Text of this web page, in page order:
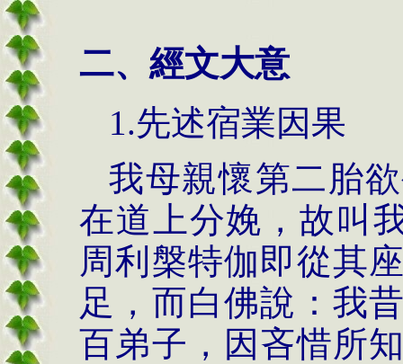
二、經文大意
1.先述宿業因果
我母親懷第二胎
在道上分娩，故叫
周利槃特伽即從其
足，而白佛說：我
百弟子，因吝惜所